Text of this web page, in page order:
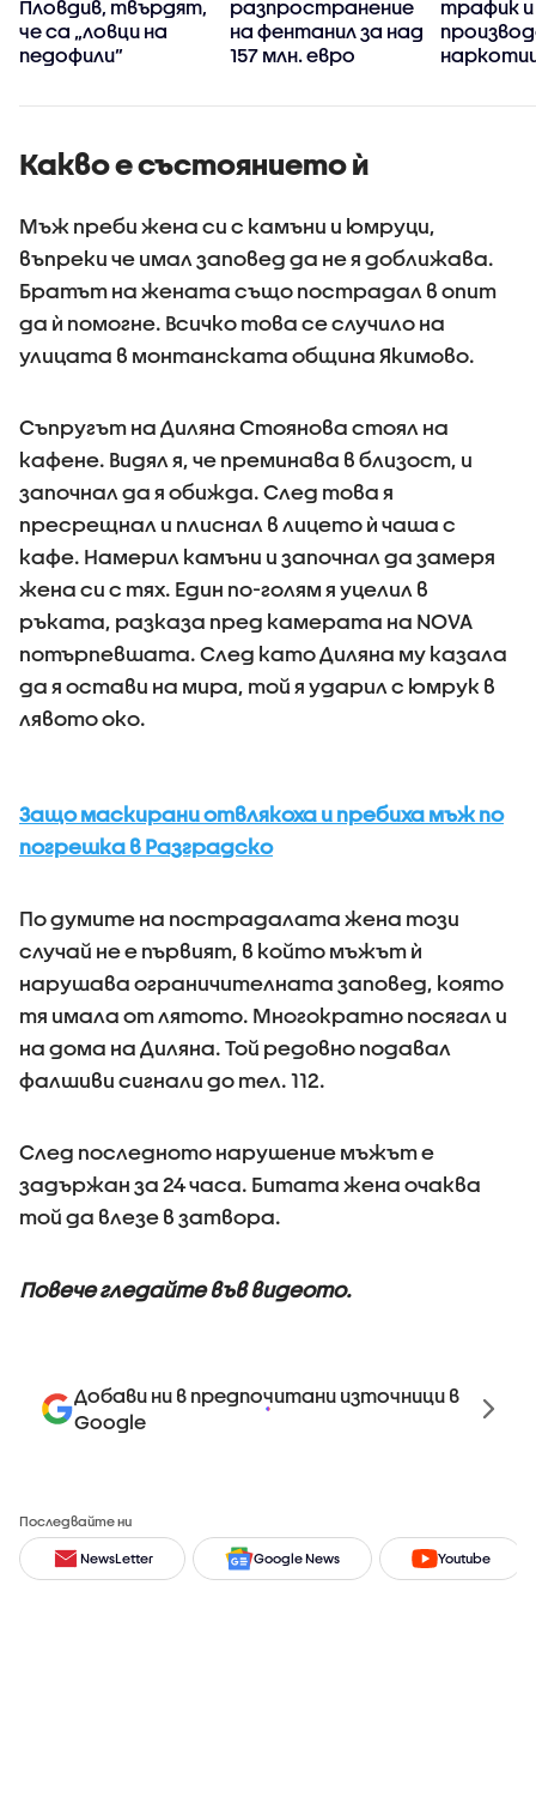
Пловдив, твърдят,
че са „ловци на
педофили”
разпространение
на фентанил за над
157 млн. евро
трафик и
Какво е състоянието ѝ
Мъж преби жена си с камъни и юмруци,
въпреки че имал заповед да не я доближава.
Братът на жената също пострадал в опит
да ѝ помогне. Всичко това се случило на
улицата в монтанската община Якимово.
Съпругът на Диляна Стоянова стоял на
кафене. Видял я, че преминава в близост, и
започнал да я обижда. След това я
пресрещнал и плиснал в лицето ѝ чаша с
кафе. Намерил камъни и започнал да замеря
жена си с тях. Един по-голям я уцелил в
ръката, разказа пред камерата на NOVA
потърпевшата. След като Диляна му казала
да я остави на мира, той я ударил с юмрук в
лявото око.
Защо маскирани отвлякоха и пребиха мъж по
погрешка в Разградско
По думите на пострадалата жена този
случай не е първият, в който мъжът ѝ
нарушава ограничителната заповед, която
тя имала от лятото. Многократно посягал и
на дома на Диляна. Той редовно подавал
фалшиви сигнали до тел. 112.
След последното нарушение мъжът е
задържан за 24 часа. Битата жена очаква
той да влезе в затвора.
Повече гледайте във видеото.
Добави ни в предпочитани източници в
Google
Последвайте ни
NewsLetter Google News Youtube